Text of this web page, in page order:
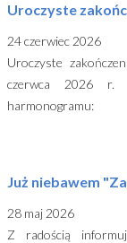
Uroczyste
24 czerwiec 2026
Uroczyste
czerwca 2026 r.
harmonogramu:
Już niebawem
28 maj 2026
Z radością